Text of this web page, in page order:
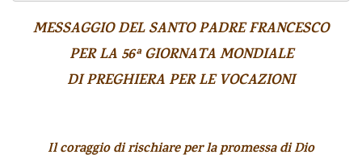
MESSAGGIO DEL SANTO PADRE FRANCESCO
PER LA 56ª GIORNATA MONDIALE
DI PREGHIERA PER LE VOCAZIONI
Il coraggio di rischiare per la promessa di Dio